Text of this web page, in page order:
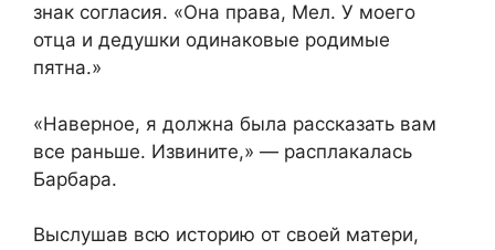
знак согласия. «Она права, Мел. У моего
отца и дедушки одинаковые родимые
пятна.»
«Наверное, я должна была рассказать вам
все раньше. Извините,» — расплакалась
Барбара.
Выслушав всю историю от своей матери,